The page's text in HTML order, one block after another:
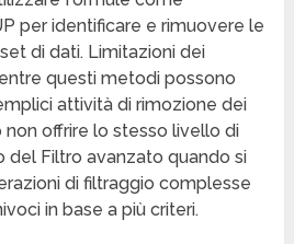
per identificare e rimuovere le
di dati. Limitazioni dei
questi metodi possono
attività di rimozione dei
offrire lo stesso livello di
del Filtro avanzato quando si
di filtraggio complesse
in base a più criteri.